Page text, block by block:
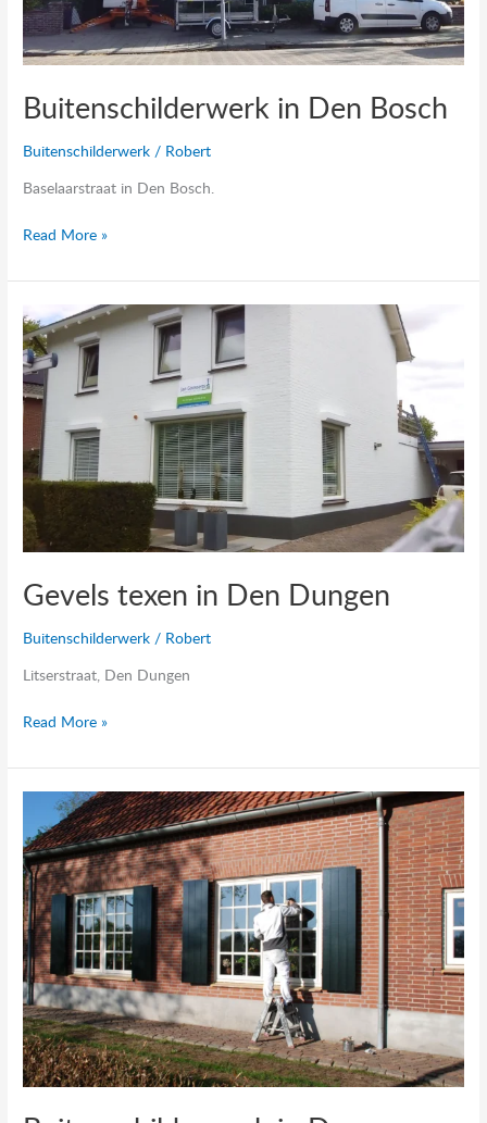
Buitenschilderwerk in Den Bosch
Buitenschilderwerk / Robert
Baselaarstraat in Den Bosch.
Read More »
Gevels texen in Den Dungen
Buitenschilderwerk / Robert
Litserstraat, Den Dungen
Gevels
texen
in
Den
Dungen
Read More »
Buitenschilderwerk
Den
Dungen